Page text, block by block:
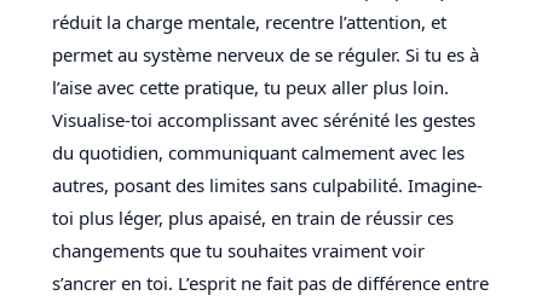
réduit la charge mentale, recentre l’attention, et
permet au système nerveux de se réguler. Si tu es à
l’aise avec cette pratique, tu peux aller plus loin.
Visualise-toi accomplissant avec sérénité les gestes
du quotidien, communiquant calmement avec les
autres, posant des limites sans culpabilité. Imagine-
toi plus léger, plus apaisé, en train de réussir ces
changements que tu souhaites vraiment voir
s’ancrer en toi. L’esprit ne fait pas de différence entre